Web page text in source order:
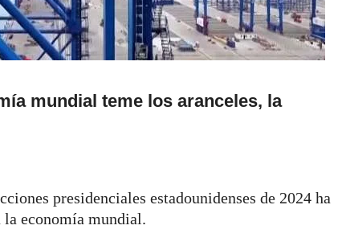
mundial teme los aranceles, la
presidenciales estadounidenses de 2024 ha
la economía mundial.